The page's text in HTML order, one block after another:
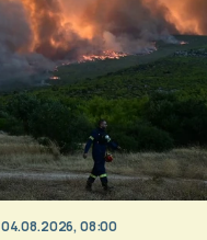
04.08.2026, 08:00